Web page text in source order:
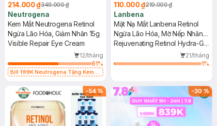
214.000 ₫349.000 ₫
Neutrogena
Kem Mắt Neutrogena Retinol
Ngừa Lão Hóa, Giảm Nhăn 15g
Visible Repair Eye Cream
12/tháng
61%
Bill 199K Neutrogena Tặng Kem
Hạn)
110.000 ₫219.000 ₫
Lanbena
Mặt Nạ Mắt Lanbena Retinol
Ngừa Lão Hóa, Mờ Nếp Nhăn
60 Miếng
Rejuvenating Retinol Hydra-Gel
21/tháng
1%
-54 % -30%